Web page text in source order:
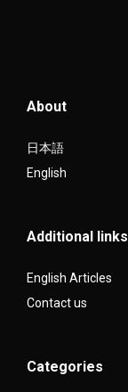
About
日本語
English
Additional links
English Articles
Contact us
Categories